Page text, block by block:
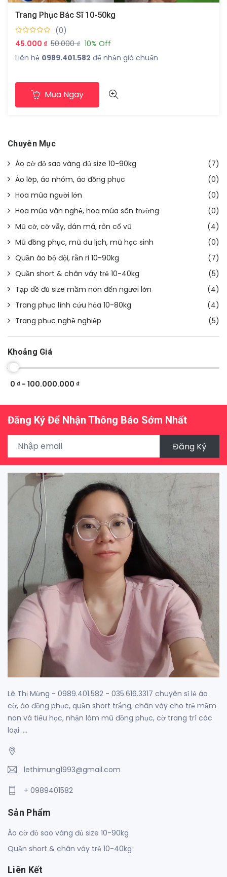
Trang Phục Bác Sĩ 10-50kg
(0)
45.000 ₫ 50.000 ₫ 10% Off
Liên hệ 0989.401.582 để nhận giá chuẩn
Mua Ngay
Chuyên Mục
Áo cờ đỏ sao vàng đủ size 10-90kg
(7)
Áo lớp, áo nhóm, áo đồng phục
(0)
Hoa múa người lớn
(0)
Hoa múa văn nghệ, hoa múa sân trường
(0)
Mũ cờ, cờ vẫy, dán má, rôn cổ vũ
(4)
Mũ đồng phục, mũ du lịch, mũ học sinh
(0)
Quần áo bộ đội, rằn ri 10-90kg
(7)
Quần short & chân váy trẻ 10-40kg
(5)
Tạp dề đủ size mầm non đến ngươi lớn
(4)
Trang phục lính cứu hỏa 10-80kg
(4)
Trang phục nghề nghiệp
(5)
Khoảng Giá
0 ₫ - 100.000.000 ₫
Đăng Ký Để Nhận Thông Báo Sớm Nhất
Đăng Ký
Lê Thị Mừng - 0989.401.582 - 035.616.3317 chuyên sỉ lẻ áo
cờ, áo đồng phục, quần short trắng, chân váy cho trẻ mầm
non và tiểu học, nhận làm mũ đồng phục, cờ trang trí các
loại ....
lethimung1993@gmail.com
+ 0989401582
Sản Phẩm
Áo cờ đỏ sao vàng đủ size 10-90kg
Quần short & chân váy trẻ 10-40kg
Liên Kết